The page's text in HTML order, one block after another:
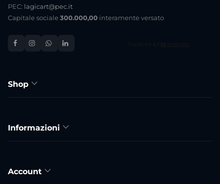
PEC: lagicart@pec.it
Capitale sociale 300.000,00 interamente versato
Shop
Informazioni
Account